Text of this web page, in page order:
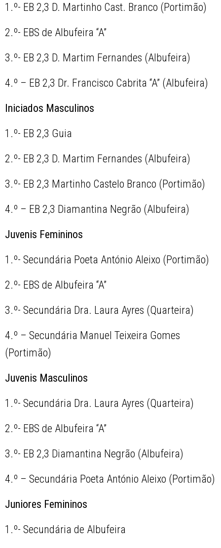
1.º- EB 2,3 D. Martinho Cast. Branco (Portimão)
2.º- EBS de Albufeira “A”
3.º- EB 2,3 D. Martim Fernandes (Albufeira)
4.º – EB 2,3 Dr. Francisco Cabrita “A” (Albufeira)
Iniciados Masculinos
1.º- EB 2,3 Guia
2.º- EB 2,3 D. Martim Fernandes (Albufeira)
3.º- EB 2,3 Martinho Castelo Branco (Portimão)
4.º – EB 2,3 Diamantina Negrão (Albufeira)
Juvenis Femininos
1.º- Secundária Poeta António Aleixo (Portimão)
2.º- EBS de Albufeira “A”
3.º- Secundária Dra. Laura Ayres (Quarteira)
4.º – Secundária Manuel Teixeira Gomes
(Portimão)
Juvenis Masculinos
1.º- Secundária Dra. Laura Ayres (Quarteira)
2.º- EBS de Albufeira “A”
3.º- EB 2,3 Diamantina Negrão (Albufeira)
4.º – Secundária Poeta António Aleixo (Portimão)
Juniores Femininos
1.º- Secundária de Albufeira